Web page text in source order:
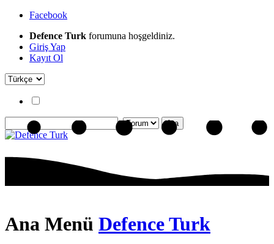
Facebook
Defence Turk forumuna hoşgeldiniz.
Giriş Yap
Kayıt Ol
Ana Menü Defence Turk